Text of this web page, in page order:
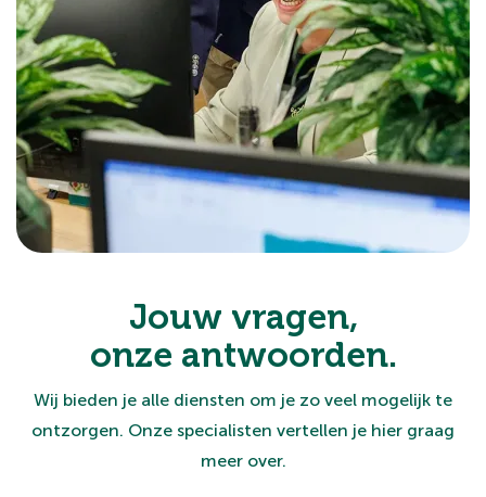
Jouw vragen,
onze antwoorden.
Wij bieden je alle diensten om je zo veel mogelijk te
ontzorgen. Onze specialisten vertellen je hier graag
meer over.